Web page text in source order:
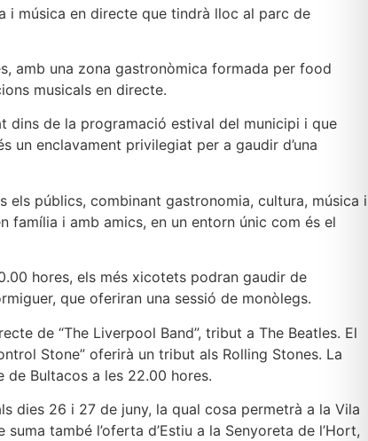
i música en directe que tindrà lloc al parc de
amb una zona gastronòmica formada per food
musicals en directe.
dins de la programació estival del municipi i que
un enclavament privilegiat per a gaudir d’una
públics, combinant gastronomia, cultura, música i
família i amb amics, en un entorn únic com és el
hores, els més xicotets podran gaudir de
que oferiran una sessió de monòlegs.
de “The Liverpool Band”, tribut a The Beatles. El
Stone” oferirà un tribut als Rolling Stones. La
Bultacos a les 22.00 hores.
dies 26 i 27 de juny, la qual cosa permetrà a la Vila
també l’oferta d’Estiu a la Senyoreta de l’Hort,